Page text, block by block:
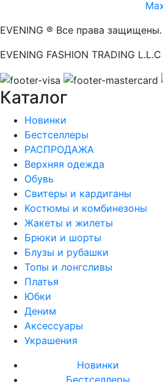
EVENING ® Все права защищены.
EVENING FASHION TRADING
Каталог
Новинки
Бестселлеры
РАСПРОДАЖА
Верхняя одежда
Обувь
Свитеры и кардиганы
Костюмы и комбинезоны
Жакеты и жилеты
Брюки и шорты
Блузы и рубашки
Топы и лонгсливы
Платья
Юбки
Деним
Аксессуары
Украшения
Новинки